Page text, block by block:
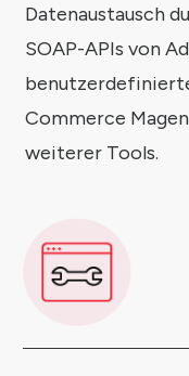
Datenaustausch
SOAP-APIs von
Commerce
weiterer Tools.